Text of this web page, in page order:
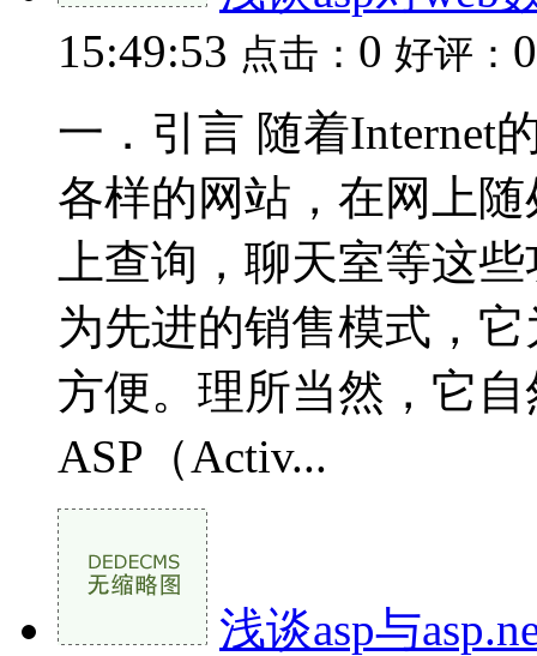
15:49:53 点击： 0 好评： 0
一．引言 随着Internet
各样的网站，在网上
上查询，聊天室等这
为先进的销售模式，
方便。理所当然，它
ASP（Activ...
浅谈asp与